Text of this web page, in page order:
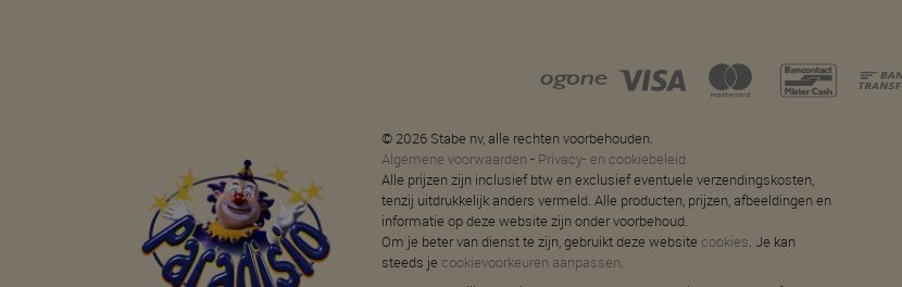
© 2026 Stabe nv, alle rechten voorbehouden.
Algemene voorwaarden - Privacy- en cookiebeleid
Alle prijzen zijn inclusief btw en exclusief eventuele verzendingskosten,
tenzij uitdrukkelijk anders vermeld. Alle producten, prijzen, afbeeldingen en
informatie op deze website zijn onder voorbehoud.
Om je beter van dienst te zijn, gebruikt deze website cookies. Je kan
steeds je cookievoorkeuren aanpassen.